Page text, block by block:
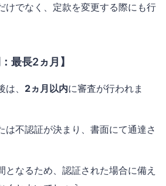
けでなく、定款を変更する際にも行
最長2ヵ月】
、 2ヵ月以内に審査が行われま
は不認証が決まり、書面にて通達さ
となるため、認証された場合に備え